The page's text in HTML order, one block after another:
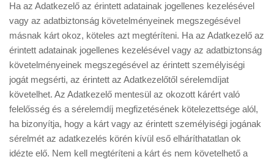
​Ha az Adatkezelő az érintett adatainak jogellenes kezelésével
vagy az adatbiztonság követelményeinek megszegésével
másnak kárt okoz, köteles azt megtéríteni. Ha az Adatkezelő az
érintett adatainak jogellenes kezelésével vagy az adatbiztonság
követelményeinek megszegésével az érintett személyiségi
jogát megsérti, az érintett az Adatkezelőtől sérelemdíjat
követelhet. Az Adatkezelő mentesül az okozott kárért való
felelősség és a sérelemdíj megfizetésének kötelezettsége alól,
ha bizonyítja, hogy a kárt vagy az érintett személyiségi jogának
sérelmét az adatkezelés körén kívül eső elháríthatatlan ok
idézte elő. Nem kell megtéríteni a kárt és nem követelhető a